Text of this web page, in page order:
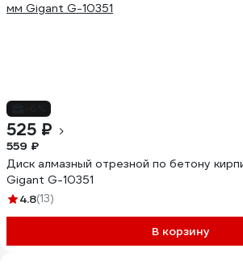
525 ₽
559 ₽
Диск алмазный отрезной по бетону
Gigant G-10351
4.8(13)
В корзину